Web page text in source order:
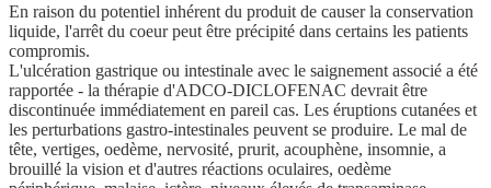
En raison du potentiel inhérent du produit de causer la conservation
liquide, l'arrêt du coeur peut être précipité dans certains les patients
compromis.
L'ulcération gastrique ou intestinale avec le saignement associé a été
rapportée - la thérapie d'ADCO-DICLOFENAC devrait être
discontinuée immédiatement en pareil cas. Les éruptions cutanées et
les perturbations gastro-intestinales peuvent se produire. Le mal de
tête, vertiges, oedème, nervosité, prurit, acouphène, insomnie, a
brouillé la vision et d'autres réactions oculaires, oedème